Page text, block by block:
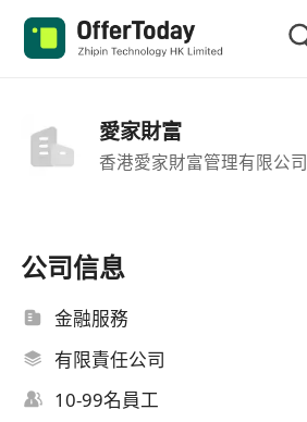
愛家財富
香港愛家財富管理有限公司
公司信息
金融服務
有限責任公司
10-99名員工